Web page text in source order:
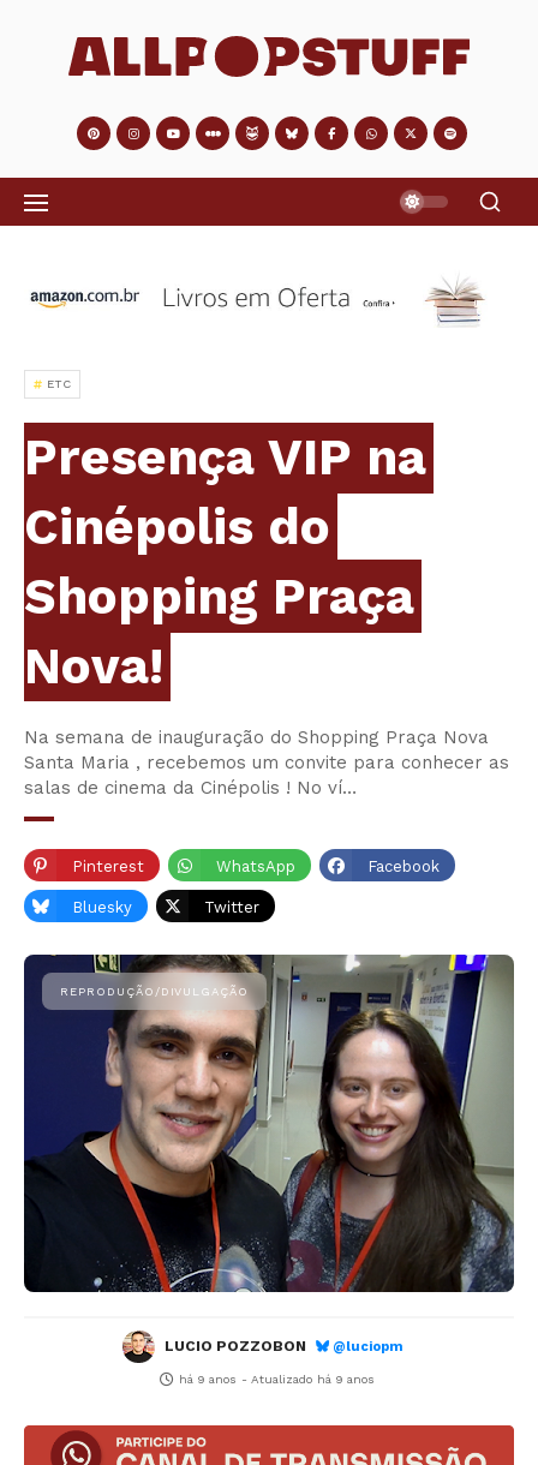
ETC
Presença VIP na
Cinépolis do
Shopping Praça
Nova!
Na semana de inauguração do Shopping Praça Nova
Santa Maria , recebemos um convite para conhecer as
salas de cinema da Cinépolis ! No ví…
Pinterest WhatsApp Facebook
Bluesky Twitter
LUCIO POZZOBON @luciopm
há 9 anos - Atualizado há 9 anos